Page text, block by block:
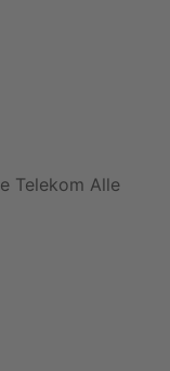
Telekom Alle